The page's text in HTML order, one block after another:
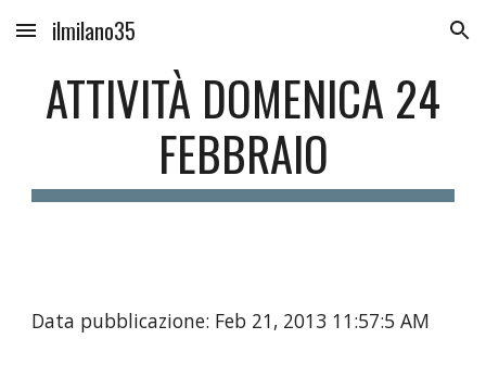
Skip to main content Skip to navigation
ilmilano35
ATTIVITÀ DOMENICA 24
FEBBRAIO
Data pubblicazione: Feb 21, 2013 11:57:5 AM